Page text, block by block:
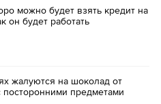
можно будет взять кредит на
он будет работать
жалуются на шоколад от
посторонними предметами